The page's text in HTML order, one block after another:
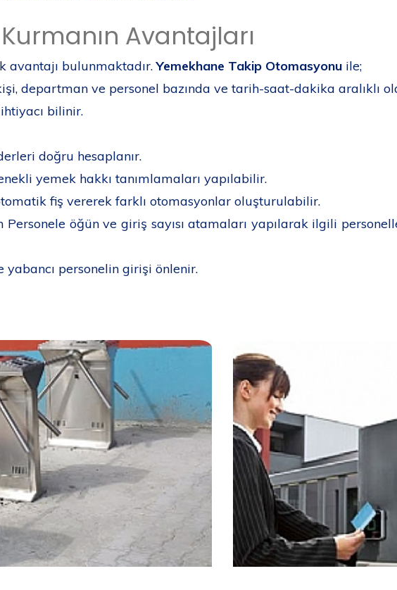
Avantajları
avantajı bulunmaktadır.Yemekhane Takip Otomasyonu ile;
departman ve personel bazında ve tarih-saat-dakika aralıklı
bilinir.
doğru hesaplanır.
yemek hakkı tanımlamaları yapılabilir.
fiş vererek farklı otomasyonlar oluşturulabilir.
Personele öğün ve giriş sayısı atamaları yapılarak ilgili
yabancı personelin girişi önlenir.